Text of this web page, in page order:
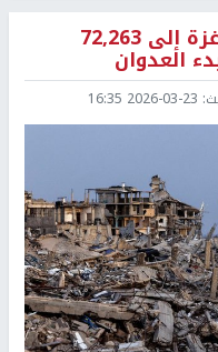
ارتفاع حصيلة الشهداء في غزة إلى 72,263
2026-03-23 16:35